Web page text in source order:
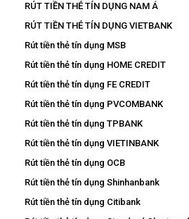
RÚT TIỀN THẺ TÍN DỤNG NAM Á
RÚT TIỀN THẺ TÍN DỤNG VIETBANK
Rút tiền thẻ tín dụng MSB
Rút tiền thẻ tín dụng HOME CREDIT
Rút tiền thẻ tín dụng FE CREDIT
Rút tiền thẻ tín dụng PVCOMBANK
Rút tiền thẻ tín dụng TPBANK
Rút tiền thẻ tín dụng VIETINBANK
Rút tiền thẻ tín dụng OCB
Rút tiền thẻ tín dụng Shinhanbank
Rút tiền thẻ tín dụng Citibank